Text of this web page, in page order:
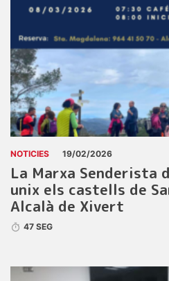
NOTICIES 19/02/2026
La Marxa Senderista
unix els castells de
Alcalà de Xivert
47 SEG